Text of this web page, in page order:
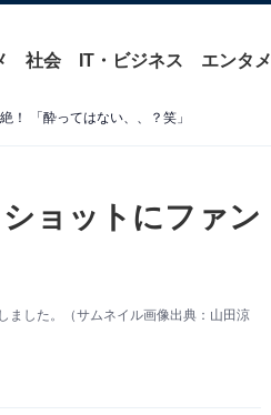
社会 IT・ビジネス エンタメ
！ 「酔ってはない、、？笑」
ョットにファン
ました。（サムネイル画像出典：山田涼